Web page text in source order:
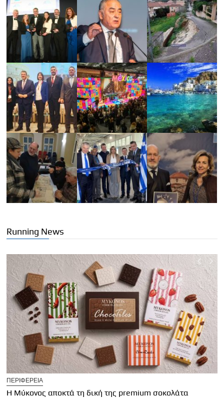
Running News
ΠΕΡΙΦΕΡΕΙΑ
Η Μύκονος αποκτά τη δική της premium σοκολάτα